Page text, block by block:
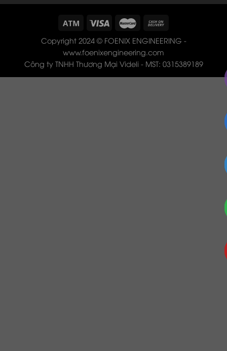
Copyright 2024 © FOENIX ENGINEERING -
www.foenixengineering.com
Công ty TNHH Thương Mại Videli - MST: 0315389189